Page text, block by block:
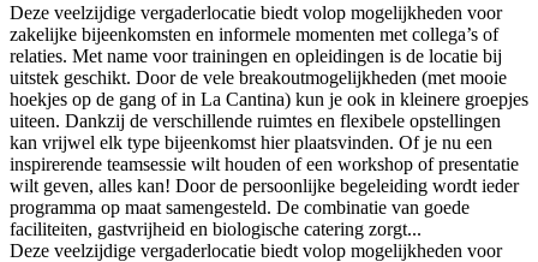
Deze veelzijdige vergaderlocatie biedt volop mogelijkheden voor
zakelijke bijeenkomsten en informele momenten met collega’s of
relaties. Met name voor trainingen en opleidingen is de locatie bij
uitstek geschikt. Door de vele breakoutmogelijkheden (met mooie
hoekjes op de gang of in La Cantina) kun je ook in kleinere groepjes
uiteen. Dankzij de verschillende ruimtes en flexibele opstellingen
kan vrijwel elk type bijeenkomst hier plaatsvinden. Of je nu een
inspirerende teamsessie wilt houden of een workshop of presentatie
wilt geven, alles kan! Door de persoonlijke begeleiding wordt ieder
programma op maat samengesteld. De combinatie van goede
faciliteiten, gastvrijheid en biologische catering zorgt...
Deze veelzijdige vergaderlocatie biedt volop mogelijkheden voor